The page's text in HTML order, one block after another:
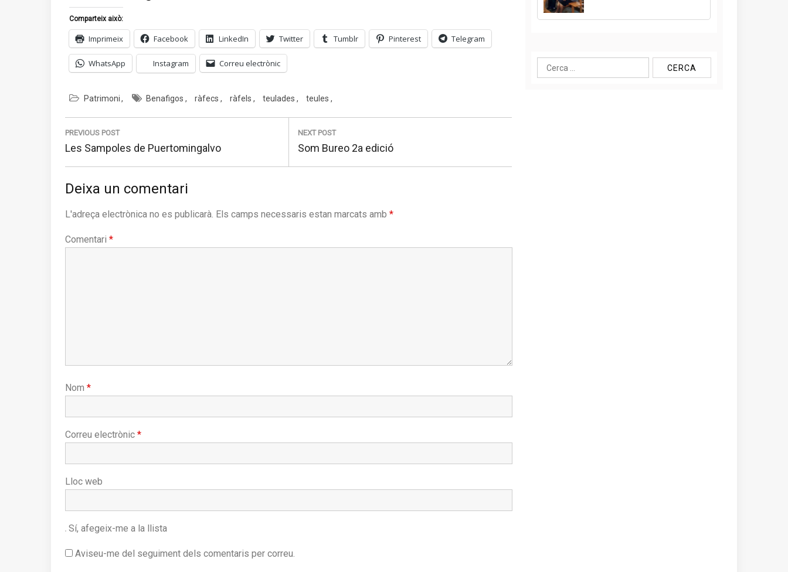
Comparteix això:
Imprimeix Facebook LinkedIn Twitter Tumblr Pinterest Telegram
WhatsApp Instagram Correu electrònic
Patrimoni Benafigos ràfecs ràfels teulades teules
Navegació
d'entrades
PREVIOUS POST
Previous
post:
Les Sampoles de Puertomingalvo
NEXT POST
Next
post:
Som Bureo 2a edició
Deixa un comentari
L'adreça electrònica no es publicarà. Els camps necessaris estan marcats amb *
Comentari *
Nom *
Correu electrònic *
Lloc web
Sí, afegeix-me a la llista
Aviseu-me del seguiment dels comentaris per correu.
Cerca: